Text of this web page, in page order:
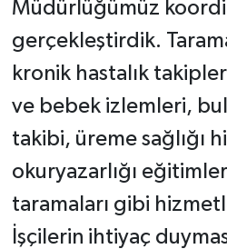
Müdürlüğümüz
gerçekleştirdik.
kronik hastalık
ve bebek izlemleri,
takibi, üreme sağlığı
okuryazarlığı
taramaları gibi
İşçilerin ihtiyaç